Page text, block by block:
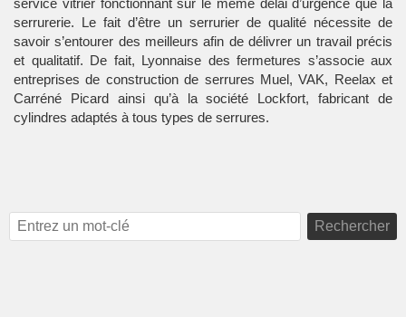
service vitrier fonctionnant sur le même délai d’urgence que la
serrurerie. Le fait d’être un serrurier de qualité nécessite de
savoir s’entourer des meilleurs afin de délivrer un travail précis
et qualitatif. De fait, Lyonnaise des fermetures s’associe aux
entreprises de construction de serrures Muel, VAK, Reelax et
Carréné Picard ainsi qu’à la société Lockfort, fabricant de
cylindres adaptés à tous types de serrures.
Rechercher